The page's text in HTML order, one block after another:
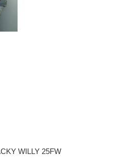
WILLY 25FW